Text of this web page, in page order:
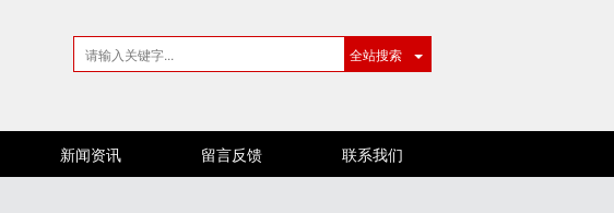
全站搜索
新闻资讯 留言反馈 联系我们